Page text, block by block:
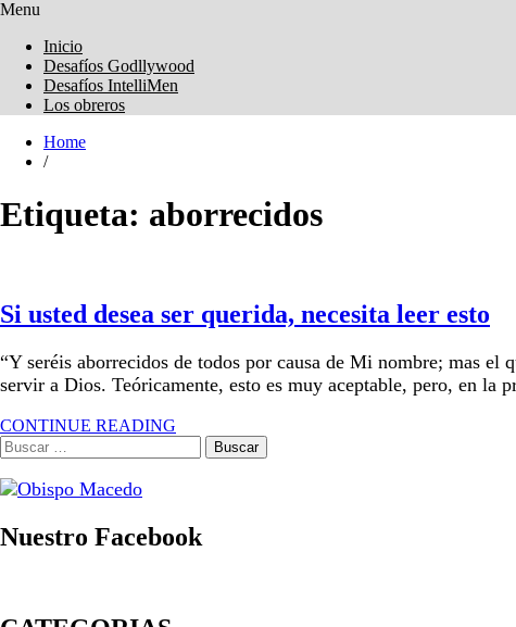
Obreros Universal
Menu
Inicio
Desafíos Godllywood
Desafíos IntelliMen
Los obreros
Home
/
Etiqueta: aborrecidos
Si usted desea ser querida, necesita leer esto
“Y seréis aborrecidos de todos por causa de Mi nombre; mas el
servir a Dios. Teóricamente, esto es muy aceptable, pero, en la
CONTINUE READING
Buscar:
Nuestro Facebook